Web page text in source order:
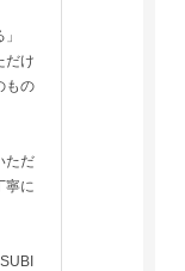
だけ
もの
ただ
寧に